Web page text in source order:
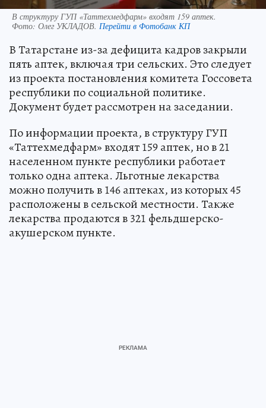
В структуру ГУП «Таттехмедфарм» входят 159 аптек.
Фото: Олег УКЛАДОВ. Перейти в Фотобанк КП
В Татарстане из-за дефицита кадров закрыли
пять аптек, включая три сельских. Это следует
из проекта постановления комитета Госсовета
республики по социальной политике.
Документ будет рассмотрен на заседании.
По информации проекта, в структуру ГУП
«Таттехмедфарм» входят 159 аптек, но в 21
населенном пункте республики работает
только одна аптека. Льготные лекарства
можно получить в 146 аптеках, из которых 45
расположены в сельской местности. Также
лекарства продаются в 321 фельдшерско-
акушерском пункте.